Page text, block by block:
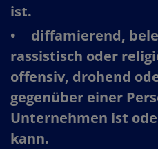
ist.​
diffamierend,
rassistisch oder
offensiv, drohend
gegenüber einer
Unternehmen ist
kann.​